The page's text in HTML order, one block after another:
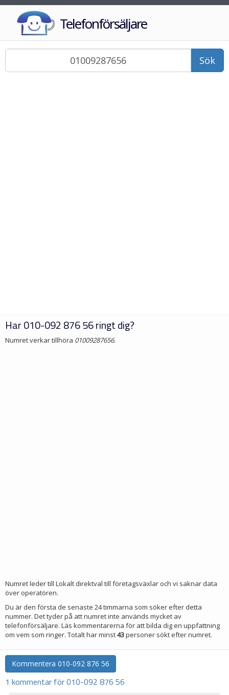
Telefonförsäljare
Sök
Har010-092 876 56ringt dig?
Numret verkar tillhöra 01009287656.
Numret leder till Lokalt direktval till företagsväxlar och vi saknar data
över operatören.
Du är den första de senaste 24 timmarna som söker efter detta
nummer. Det tyder på att numret inte används mycket av
telefonförsäljare. Läs kommentarerna för att bilda dig en uppfattning
om vem som ringer. Totalt har minst43personer sökt efter numret.
Kommentera 010-092 876 56
1 kommentar för 010-092 876 56